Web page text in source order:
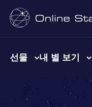
선물 내 별 보기